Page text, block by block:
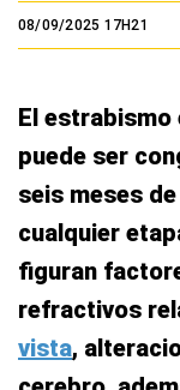
08/09/2025 17H21
El estrabismo
puede ser
seis meses
cualquier
figuran
refractivos
vista,